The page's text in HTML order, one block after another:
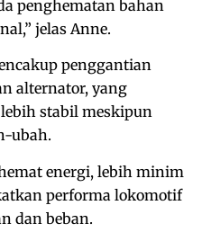
penghematan bahan
jelas Anne.
penggantian
alternator, yang
stabil meskipun
ubah.
energi, lebih minim
performa lokomotif
dan beban.